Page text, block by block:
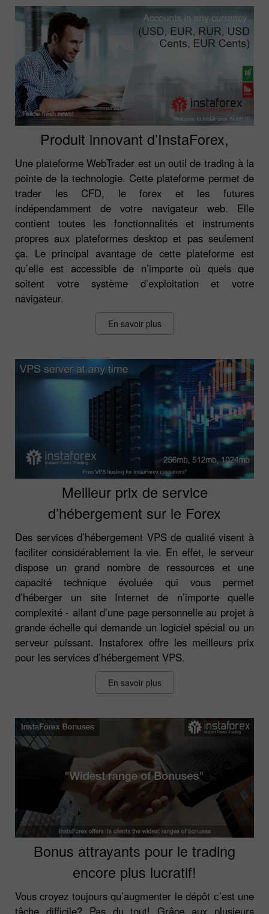
Produit innovant d’InstaForex,
Une plateforme WebTrader est un outil de trading à la
pointe de la technologie. Cette plateforme permet de
trader les CFD, le forex et les futures
indépendamment de votre navigateur web. Elle
contient toutes les fonctionnalités et instruments
propres aux plateformes desktop et pas seulement
ça. Le principal avantage de cette plateforme est
qu’elle est accessible de n’importe où quels que
soitent votre système d’exploitation et votre
navigateur.
En savoir plus
Meilleur prix de service
d’hébergement sur le Forex
Des services d’hébergement VPS de qualité visent à
faciliter considérablement la vie. En effet, le serveur
dispose un grand nombre de ressources et une
capacité technique évoluée qui vous permet
d’héberger un site Internet de n’importe quelle
complexité - allant d’une page personnelle au projet à
grande échelle qui demande un logiciel spécial ou un
serveur puissant. Instaforex offre les meilleurs prix
pour les services d’hébergement VPS.
En savoir plus
Bonus attrayants pour le trading
encore plus lucratif!
Vous croyez toujours qu’augmenter le dépôt с’est une
tâche difficile? Pas du tout! Grâce aux plusieurs